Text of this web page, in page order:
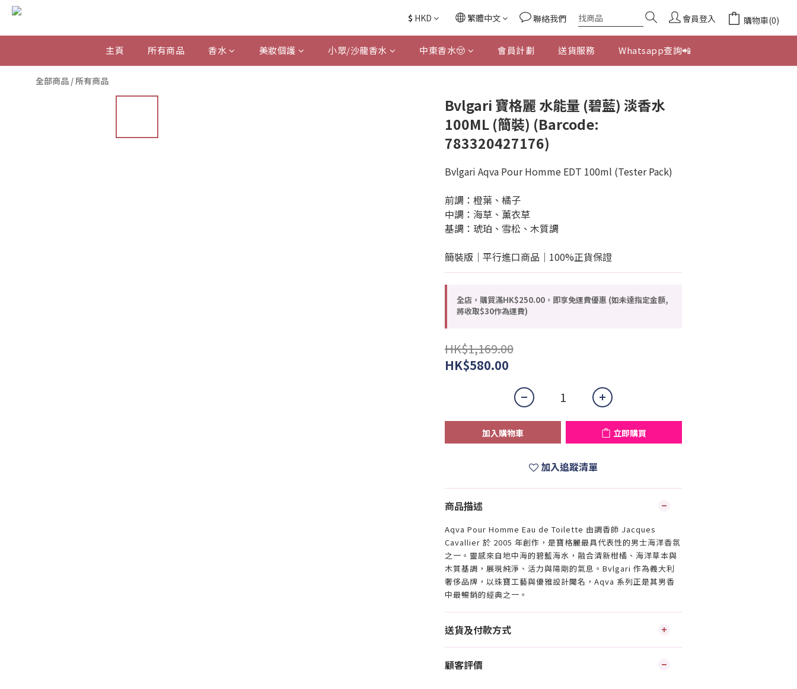
$ HKD 繁體中文 聯絡我們 會員登入 購物車(0)
主頁 所有商品 香水 美妝個護 小眾/沙龍香水 中東香水🤠 會員計劃 送貨服務 Whatsapp查詢📲
全部商品 /所有商品
Bvlgari 寶格麗 水能量 (碧藍) 淡香水
100ML (簡裝) (Barcode:
783320427176)
Bvlgari Aqva Pour Homme EDT 100ml (Tester Pack)
前調：橙葉、橘子
中調：海草、薰衣草
基調：琥珀、雪松、木質調
簡裝版｜平行進口商品｜100%正貨保證
全店，購買滿HK$250.00，即享免運費優惠 (如未達指定金額,
將收取$30作為運費)
HK$1,169.00
HK$580.00
加入購物車 立即購買
加入追蹤清單
商品描述
Aqva Pour Homme Eau de Toilette 由調香師 Jacques
Cavallier 於 2005 年創作，是寶格麗最具代表性的男士海洋香氛
之一。靈感來自地中海的碧藍海水，融合清新柑橘、海洋草本與
木質基調，展現純淨、活力與陽剛的氣息。Bvlgari 作為義大利
奢侈品牌，以珠寶工藝與優雅設計聞名，Aqva 系列正是其男香
中最暢銷的經典之一。
送貨及付款方式
顧客評價